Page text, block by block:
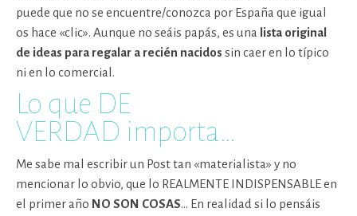
puede que no se encuentre/conozca por España que igual
os hace «clic». Aunque no seáis papás, es una lista original
de ideas para regalar a recién nacidos sin caer en lo típico
ni en lo comercial.
Lo que DE
VERDAD importa…
Me sabe mal escribir un Post tan «materialista» y no
mencionar lo obvio, que lo REALMENTE INDISPENSABLE en
el primer año NO SON COSAS… En realidad si lo pensáis